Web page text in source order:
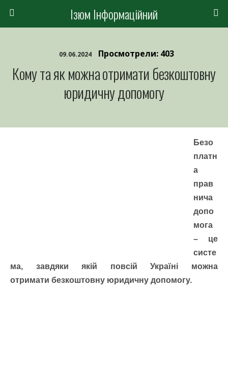
Ізюм Інформаційний
09.06.2024 Просмотрели: 403
Кому та як можна отримати безкоштовну
юридичну допомогу
Безо
платн
а
прав
нича
допо
мога
– це
систе
ма, завдяки якій повсій Україні можна
отримати безкоштовну юридичну допомогу.